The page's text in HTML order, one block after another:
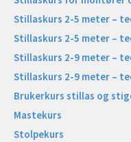
Stillaskurs 2-5 meter –
Stillaskurs 2-5 meter –
Stillaskurs 2-9 meter –
Stillaskurs 2-9 meter –
Brukerkurs stillas og
Mastekurs
Stolpekurs